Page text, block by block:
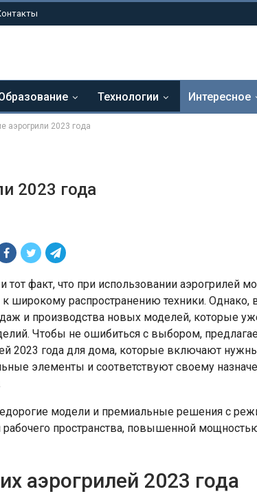
Технологии Интересное
аэрогрили 2023 года
2023 года
тот факт, что при использовании аэрогрилей
широкому распространению техники. Однако,
и производства новых моделей, которые
Чтобы не ошибиться с выбором,
2023 года для дома, которые включают
элементы и соответствуют своему
модели и премиальные решения с
пространства, повышенной
аэрогрилей 2023 года